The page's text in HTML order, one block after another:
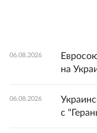
06.08.2026
на
06.08.2026
с